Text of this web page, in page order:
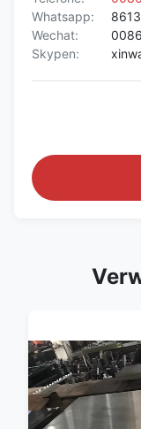
Whatsapp:
Wechat:
Skypen: